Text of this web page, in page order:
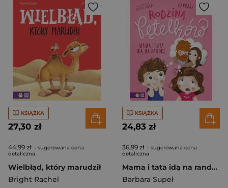
KSIĄŻKA
27,30 zł
44,99 zł - sugerowana cena
detaliczna
Wielbłąd, który marudził
Bright Rachel
KSIĄŻKA
24,83 zł
36,99 zł - sugerowana cena
detaliczna
Mama i tata idą na randkę. Rodzina Pętelków
Barbara Supeł